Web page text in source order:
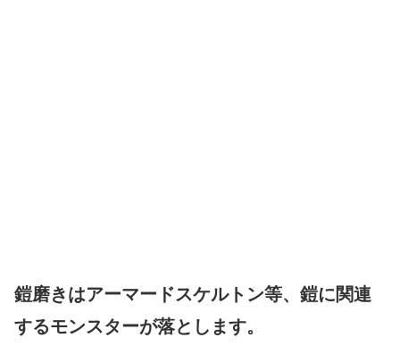
鎧磨きはアーマードスケルトン等、鎧に関連
するモンスターが落とします。